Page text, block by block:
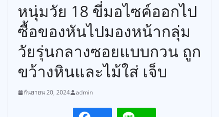
หนุ่มวัย 18 ขี่มอไซค์ออกไป
ซื้อของหันไปมองหน้ากลุ่ม
วัยรุ่นกลางซอยแบบกวน ถูก
ขว้างหินและไม้ใส่ เจ็บ
กันยายน 20, 2024 admin